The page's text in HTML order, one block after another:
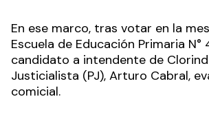
En ese marco, tras votar en la
Escuela de Educación Primaria N°
candidato a intendente de
Justicialista (PJ), Arturo Cabral,
comicial.